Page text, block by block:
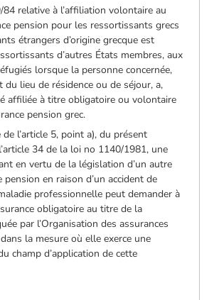
relative à l’affiliation volontaire au
pension pour les ressortissants grecs
étrangers d’origine grecque est
d’autres États membres, aux
lorsque la personne concernée,
du lieu de résidence ou de séjour, a,
affiliée à titre obligatoire ou volontaire
pension grec.
de l’article 5, point a), du présent
34 de la loi no 1140/1981, une
en vertu de la législation d’un autre
en raison d’un accident de
professionnelle peut demander à
obligatoire au titre de la
par l’Organisation des assurances
la mesure où elle exerce une
champ d’application de cette